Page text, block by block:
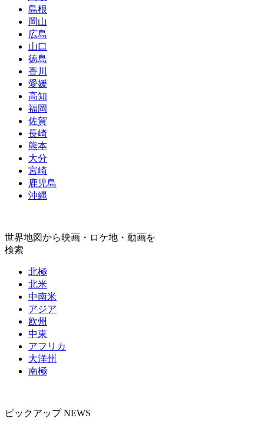
島根
岡山
広島
山口
徳島
香川
愛媛
高知
福岡
佐賀
長崎
熊本
大分
宮崎
鹿児島
沖縄
世界地図から映画・ロケ地・動画を
検索
北極
北米
中南米
アジア
欧州
中東
アフリカ
大洋州
南極
ピックアップ NEWS